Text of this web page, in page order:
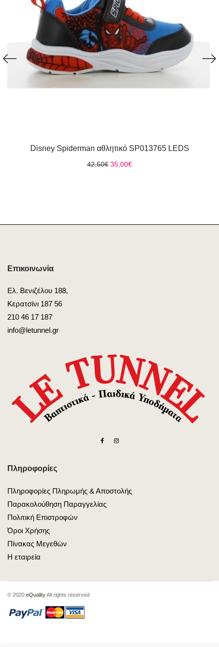
Disney Spiderman αθλητικό SP013765 LEDS
42,50€ Original
35,00€Η
Επικοινωνία
Ελ. Βενιζέλου 188,
Κερατσίνι 187 56
210 46 17 187
info@letunnel.gr
Πληροφορίες
Πληροφορίες Πληρωμής & Αποστολής
Παρακολούθηση Παραγγελίας
Πολιτική Επιστροφών
Όροι Χρήσης
Πίνακας Μεγεθών
Η εταιρεία
© 2020 eQualityAll rights reserved